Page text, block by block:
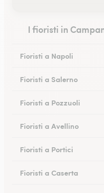
I fioristi in
Fioristi a Napoli
Fioristi a Salerno
Fioristi a Pozzuoli
Fioristi a Avellino
Fioristi a Portici
Fioristi a Caserta